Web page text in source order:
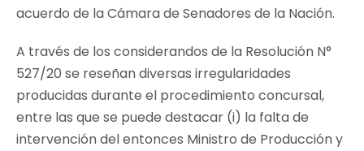
acuerdo de la Cámara de Senadores de la Nación.
A través de los considerandos de la Resolución N°
527/20 se reseñan diversas irregularidades
producidas durante el procedimiento concursal,
entre las que se puede destacar (i) la falta de
intervención del entonces Ministro de Producción y